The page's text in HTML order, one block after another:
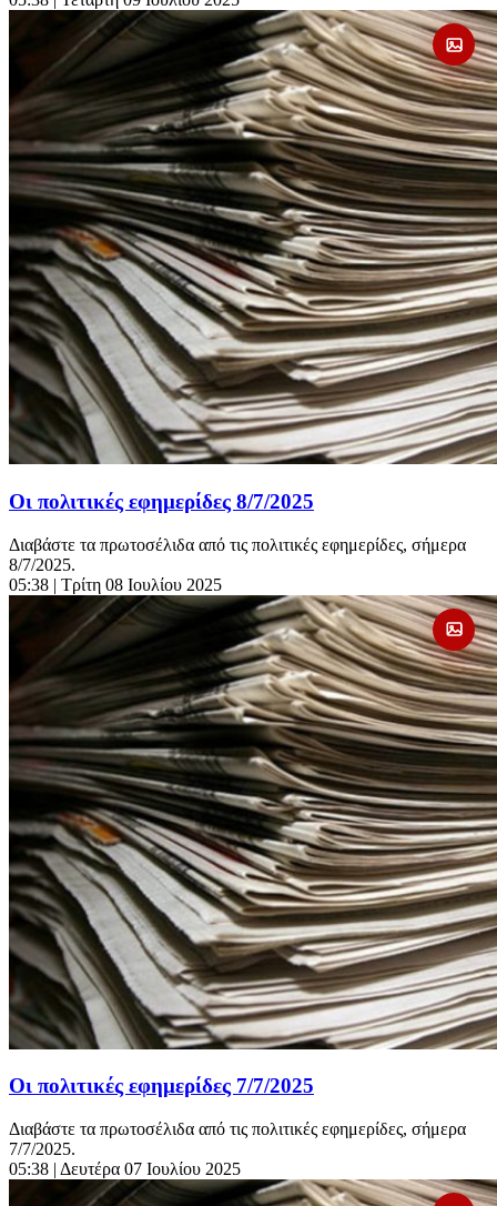
Οι πολιτικές εφημερίδες 8/7/2025
Διαβάστε τα πρωτοσέλιδα από τις πολιτικές εφημερίδες, σήμερα
8/7/2025.
05:38 | Τρίτη 08 Ιουλίου 2025
Οι πολιτικές εφημερίδες 7/7/2025
Διαβάστε τα πρωτοσέλιδα από τις πολιτικές εφημερίδες, σήμερα
7/7/2025.
05:38 | Δευτέρα 07 Ιουλίου 2025